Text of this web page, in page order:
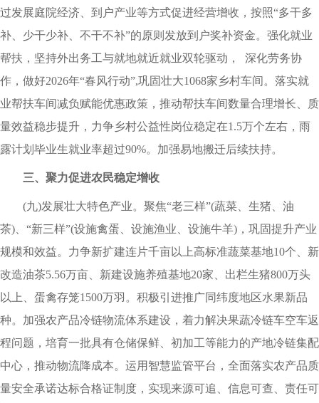
过发展庭院经济、到户产业等方式促进经营增收，按照“多干多
补、少干少补、不干不补”的原则发放到户奖补资金。强化就业
帮扶，坚持外出务工与就地就近就业双轮驱动， 深化劳务协
作，做好2026年“春风行动”,巩固壮大1068家乡村车间。落实就
业帮扶车间减负赋能优惠政策，推动帮扶车间数量合理增长、质
量效益稳步提升，力争乡村公益性岗位稳定在1.5万个左右，雨
露计划毕业生就业率超过90%。加强易地搬迁后续扶持。
三、聚力促进农民稳定增收
(九)发展壮大特色产业。聚焦“老三样”(蔬菜、生猪、油
茶)、“新三样”(设施禽蛋、设施渔业、设施牛羊)，巩固提升产业
规模和效益。力争新扩建连片千亩以上高标准蔬菜基地10个、新
改造油茶5.56万亩、新建设施养殖基地20家、出栏生猪800万头
以上、蛋禽存笼1500万羽。积极引进推广同纬度地区水果新品
种。加强农产品冷链物流体系建设，着力解决果蔬冷链车空车返
程问题，培育一批具有仓储保鲜、初加工等能力的产地冷链集配
中心，推动物流降成本。运用智慧监管平台，全面落实农产品质
量安全承诺达标合格证制度，实现来源可追、信息可查、责任可